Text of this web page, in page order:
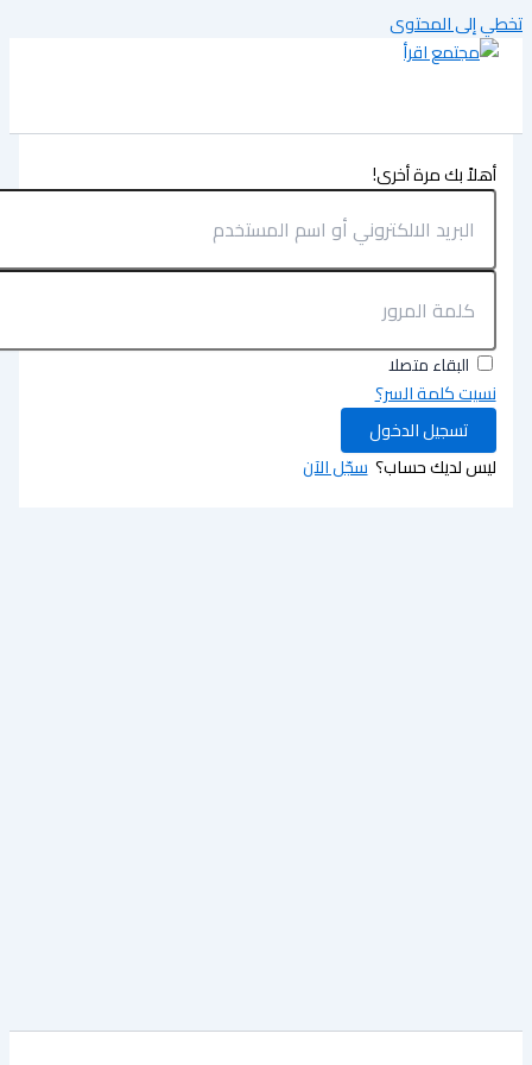
تخطي إلى المحتوى
أهلاً بك مرة أخرى!
البقاء متصلا
نسيت كلمة السر؟
تسجيل الدخول
ليس لديك حساب؟ سجّل الآن